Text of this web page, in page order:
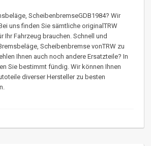
ScheibenbremseGDB1984? Wir
uns finden Sie sämtliche originalTRW
Ihr Fahrzeug brauchen. Schnell und
Scheibenbremse vonTRW zu
Ihnen auch noch andere Ersatzteile? In
Sie bestimmt fündig. Wir können Ihnen
diverser Hersteller zu besten